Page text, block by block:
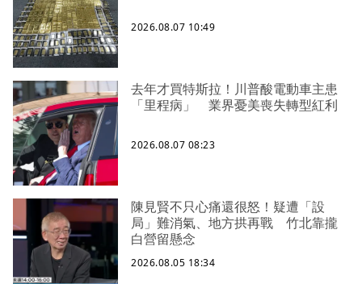
2026.08.07 10:49
去年才買特斯拉！川普酸電動車主患
「里程病」 業界憂美喪失轉型紅利
2026.08.07 08:23
陳見賢不只心痛還很怒！疑遭「設
局」難消氣、地方拱再戰 竹北靠攏
白營留懸念
2026.08.05 18:34